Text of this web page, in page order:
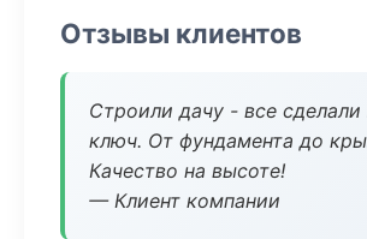
Отзывы клиентов
Строили дачу - все сделали
ключ. От фундамента до
Качество на высоте!
— Клиент компании